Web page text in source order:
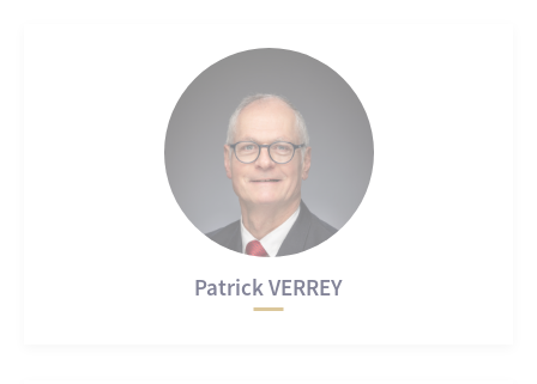
Patrick VERREY